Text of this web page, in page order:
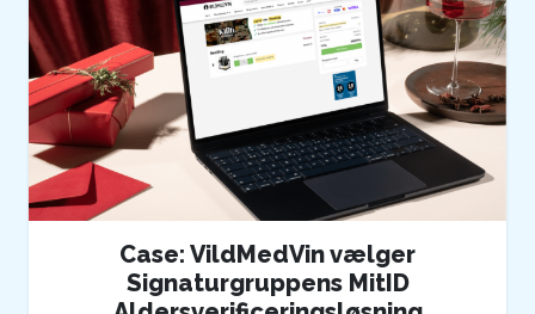
Case: VildMedVin vælger
Signaturgruppens MitID